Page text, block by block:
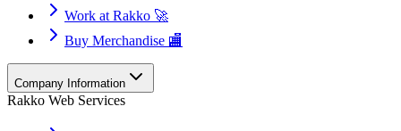
Work at Rakko 🚀
Buy Merchandise 🏬
Company Information
Rakko Web Services